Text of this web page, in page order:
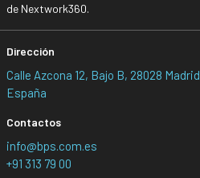
de Nextwork360.
Dirección
Calle Azcona 12, Bajo B, 28028 Madrid
España
Contactos
info@bps.com.es
+91 313 79 00